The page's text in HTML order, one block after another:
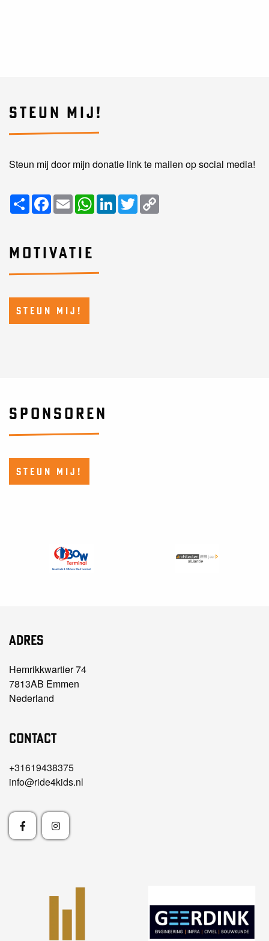
STEUN MIJ!
Steun mij door mijn donatie link te mailen op social media!
ShareFacebook
EmailWhatsApp
LinkedIn
Twitter
MOTIVATIE
STEUN MIJ!
SPONSOREN
STEUN MIJ!
Adres
Hemrikkwartier 74
7813AB Emmen
Nederland
Contact
+31619438375
info@ride4kids.nl